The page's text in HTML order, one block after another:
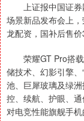
上证报中国证券
场景新品发布会上
龙配资，国补后售价
荣耀GT Pro搭载
储技术、幻影引擎
池、巨犀玻璃及绿
控、续航、护眼、
对电竞性能旗舰手机